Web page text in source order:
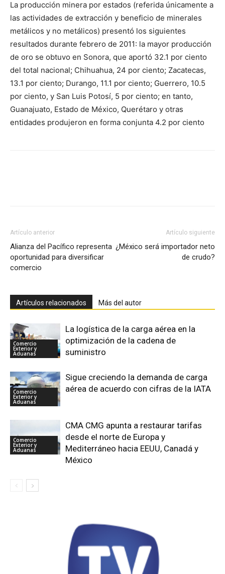
La producción minera por estados (referida únicamente a
las actividades de extracción y beneficio de minerales
metálicos y no metálicos) presentó los siguientes
resultados durante febrero de 2011: la mayor producción
de oro se obtuvo en Sonora, que aportó 32.1 por ciento
del total nacional; Chihuahua, 24 por ciento; Zacatecas,
13.1 por ciento; Durango, 11.1 por ciento; Guerrero, 10.5
por ciento, y San Luis Potosí, 5 por ciento; en tanto,
Guanajuato, Estado de México, Querétaro y otras
entidades produjeron en forma conjunta 4.2 por ciento
Artículo anterior
Alianza del Pacífico representa
oportunidad para diversificar
comercio
Artículo siguiente
¿México será importador neto
de crudo?
Artículos relacionados Más del autor
Comercio
Exterior y
Aduanas
La logística de la carga aérea en la
optimización de la cadena de
suministro
Comercio
Exterior y
Aduanas
Sigue creciendo la demanda de carga
aérea de acuerdo con cifras de la IATA
Comercio
Exterior y
Aduanas
CMA CMG apunta a restaurar tarifas
desde el norte de Europa y
Mediterráneo hacia EEUU, Canadá y
México